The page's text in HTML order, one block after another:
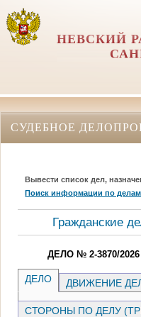
НЕВСКИЙ
СУДЕБНОЕ
Вывести список дел,
Поиск информации по делам
Гражданские
ДЕЛО № 2-3870/2026
ДЕЛО ДВИЖЕНИЕ
СТОРОНЫ ПО ДЕЛУ